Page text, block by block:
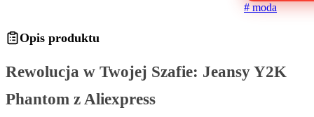
#moda
Opis produktu
Rewolucja w Twojej Szafie: Jeansy Y2K
Phantom z Aliexpress